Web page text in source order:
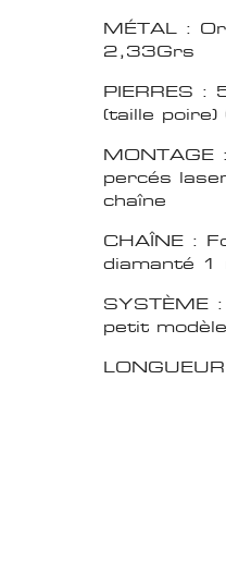
MÉTAL :
2,33Grs
PIERRES :
(taille
MONTAGE
percés
chaîne
CHAÎNE :
diamanté 1
SYSTÈME
petit